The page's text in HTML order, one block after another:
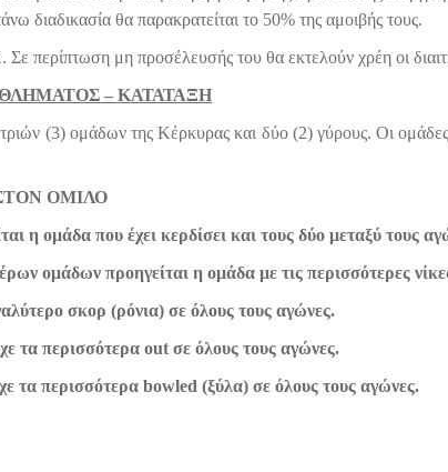
διαδικασία θα παρακρατείται το 50% της αμοιβής τους.
περίπτωση μη προσέλευσής του θα εκτελούν χρέη οι
– ΚΑΤΑΤΑΞΗ
(3) ομάδων της Κέρκυρας και δύο (2) γύρους. Οι ομάδες
ΟΜΙΛΟ
η ομάδα που έχει κερδίσει και τους δύο μεταξύ τους
ομάδων προηγείται η ομάδα με τις περισσότερες
σκορ (ρόνια) σε όλους τους αγώνες.
τα περισσότερα out σε όλους τους αγώνες.
τα περισσότερα bowled (ξύλα) σε όλους τους αγώνες.